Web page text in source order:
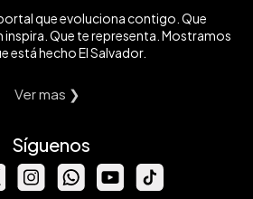
que evoluciona contigo. Que
Que te representa. Mostramos
está hecho El Salvador.
Ver mas ❯
Síguenos